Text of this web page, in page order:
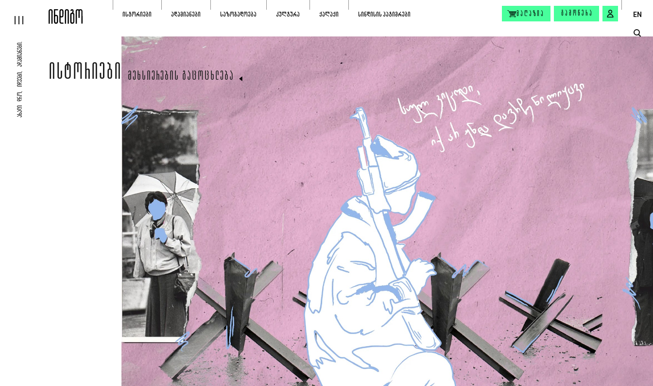
ᲐᲮᲐᲚᲘ ᲓᲠᲝ, ᲘᲓᲔᲔᲑᲘ, ᲐᲓᲐᲛᲘᲐᲜᲔᲑᲘ.
ᲘᲡᲢᲝᲠᲘᲔᲑᲘ ᲐᲓᲐᲛᲘᲐᲜᲔᲑᲘ ᲡᲐᲖᲝᲒᲐᲓᲝᲔᲑᲐ ᲙᲣᲚᲢᲣᲠᲐ ᲥᲐᲚᲐᲥᲘ ᲡᲘᲜᲓᲘᲡᲘᲡ ᲞᲐᲢᲘᲛᲠᲔᲑᲘ ᲛᲐᲦᲐᲖᲘᲐ ᲒᲐᲛᲝᲬᲔᲠᲐ EN
ᲘᲡᲢᲝᲠᲘᲔᲑᲘ ᲛᲔᲮᲡᲘᲔᲠᲔᲑᲘᲡ ᲒᲐᲪᲝᲪᲮᲚᲔᲑᲐ